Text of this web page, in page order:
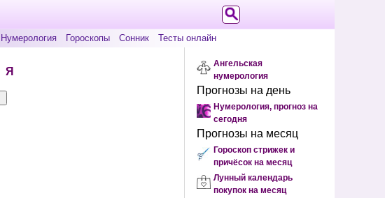
Нумерология Гороскопы Сонник
Тесты онлайн
Я
Ангельская
нумерология
Прогнозы на день
Нумерология, прогноз на
сегодня
Прогнозы на месяц
Гороскоп стрижек и
причёсок на месяц
Лунный календарь
покупок на месяц